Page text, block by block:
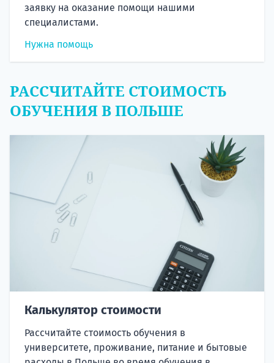
заявку на оказание помощи нашими
специалистами.
Нужна помощь
РАССЧИТАЙТЕ СТОИМОСТЬ
ОБУЧЕНИЯ В ПОЛЬШЕ
Калькулятор стоимости
Рассчитайте стоимость обучения в
университете, проживание, питание и бытовые